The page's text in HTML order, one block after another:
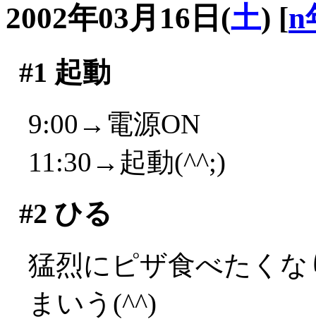
2002年03月16日(土) [n
#1 起動
9:00→電源ON
11:30→起動(^^;)
#2 ひる
猛烈にピザ食べたく
まいう(^^)